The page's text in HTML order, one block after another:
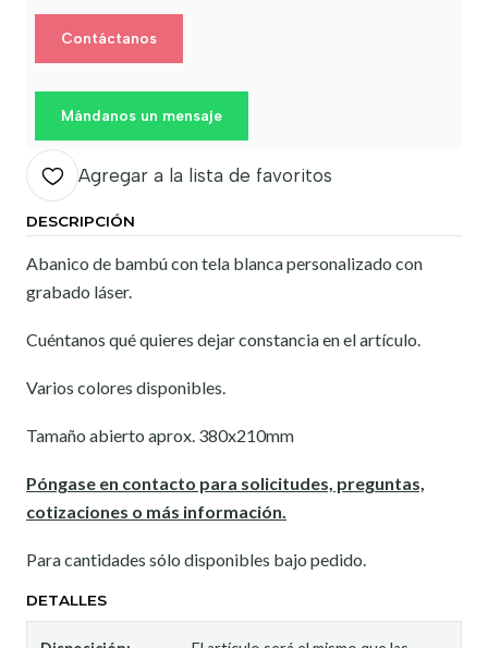
Contáctanos
Mándanos un mensaje
Agregar a la lista de favoritos
DESCRIPCIÓN
Abanico de bambú con tela blanca personalizado con
grabado láser.
Cuéntanos qué quieres dejar constancia en el artículo.
Varios colores disponibles.
Tamaño abierto aprox. 380x210mm
Póngase en contacto para solicitudes, preguntas,
cotizaciones o más información.
Para cantidades sólo disponibles bajo pedido.
DETALLES